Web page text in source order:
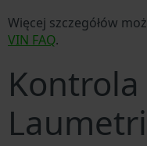
Więcej szczegółów
VIN FAQ.